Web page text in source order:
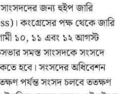
জন্য হুইপ জারি
কংগ্রেসের পক্ষ থেকে জারি
১০, ১১ এবং ১২ আগস্ট
সমস্ত সাংসদকে সংসদে
হবে। সংসদের অধিবেশন
পর্যন্ত সংসদ চলবে ততক্ষণ